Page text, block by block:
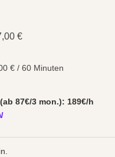
€
€/ 60 Minuten
87€/3 mon.): 189€/h